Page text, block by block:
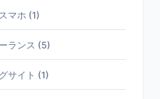
マホ (1)
ランス (5)
サイト (1)